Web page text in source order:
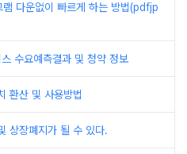
다운없이 빠르게 하는 방법(pdfjp
수요예측결과 및 청약 정보
환산 및 사용방법
상장폐지가 될 수 있다.